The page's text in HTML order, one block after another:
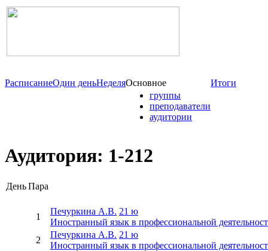
РасписаниеОдин деньНеделяОсновное
Итоги
группы
преподаватели
аудитории
Аудитория: 1-212
ДеньПара
1
Печуркина А.В. 21 ю
Иностранный язык в профессиональной
2
Печуркина А.В. 21 ю
Иностранный язык в профессиональной